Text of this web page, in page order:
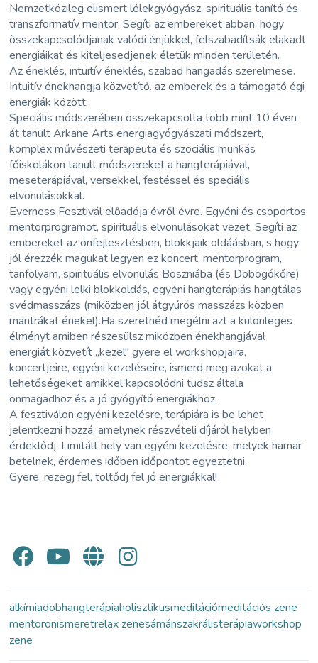
Nemzetközileg elismert lélekgyógyász, spirituális tanító és
transzformatív mentor. Segíti az embereket abban, hogy
összekapcsolódjanak valódi énjükkel, felszabadítsák elakadt
energiáikat és kiteljesedjenek életük minden területén.
Az éneklés, intuitív éneklés, szabad hangadás szerelmese.
Intuitív énekhangja közvetítő. az emberek és a támogató égi
energiák között.
Speciális módszerében összekapcsolta több mint 10 éven
át tanult Arkane Arts energiagyógyászati módszert,
komplex művészeti terapeuta és szociális munkás
főiskolákon tanult módszereket a hangterápiával,
meseterápiával, versekkel, festéssel és speciális
elvonulásokkal.
Everness Fesztivál előadója évről évre. Egyéni és csoportos
mentorprogramot, spirituális elvonulásokat vezet. Segíti az
embereket az önfejlesztésben, blokkjaik oldáásban, s hogy
jól érezzék magukat legyen ez koncert, mentorprogram,
tanfolyam, spirituális elvonulás Boszniába (és Dobogókőre)
vagy egyéni lelki blokkoldás, egyéni hangterápiás hangtálas
svédmasszázs (miközben jól átgyúrós masszázs közben
mantrákat énekel).Ha szeretnéd megélni azt a különleges
élményt amiben részesülsz miközben énekhangjával
energiát közvetít ,,kezel" gyere el workshopjaira,
koncertjeire, egyéni kezeléseire, ismerd meg azokat a
lehetőségeket amikkel kapcsolódni tudsz általa
önmagadhoz és a jó gyógyító energiákhoz.
A fesztiválon egyéni kezelésre, terápiára is be lehet
jelentkezni hozzá, amelynek részvételi díjáról helyben
érdeklődj. Limitált hely van egyéni kezelésre, melyek hamar
betelnek, érdemes időben időpontot egyeztetni.
Gyere, rezegj fel, töltődj fel jó energiákkal!
alkímiadobhangterápiaholisztikusmeditációmeditációs zene
mentorönismeretrelax zenesámánszakrálisterápiaworkshop
zene